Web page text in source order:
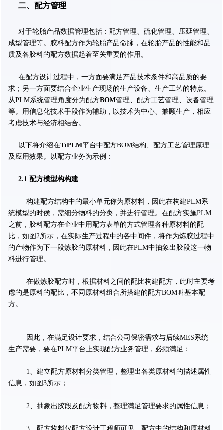
二、配方管理
对于轮胎产品数据管理包括：配方管理、硫化管理、压延管理、
成型管理等。胶料配方作为轮胎产品命脉，在轮胎产品的性能和品
质及各胶料的配方数据起着至关重要的作用。
在配方设计过程中，一方面要满足产品技术条件和高品质的要
求；另一方面要结合企业生产现场的生产设备、生产工艺的特点。
从PLM系统管理角度分为配方BOM管理、配方工艺管理、设备管理
等。用信息化技术手段作为辅助，以技术为中心、兼顾生产，相应
考虑技术与经济相结合。
以下将介绍在TiPLM平台中配方BOM结构、配方工艺管理原理
及应用效果。以配方业务为示例：
2.1 配方模型构构建
构建配方结构中的最小单元称为原材料，因此在构建PLM系
统模型的时侯，需细分物料的分类，并进行管理。在配方实施PLM
之前，胶料配方在企业中用配方表单的方式管理各种原材料的配
比，如图2所示，在实际生产过程中的各中间件，将作为炼胶过程中
的产物作为下一段炼胶的原材料，因此在PLM中抽象出胶段这一物
料进行管理。
在做炼胶配方时，根据材料之间的配比构建配方，此时主要考
虑的是原料的配比，不同原材料组合所搭建的配方BOM叫基本配
方。
因此，在满足设计要求，结合公司保密需求与后续MES系统
生产需要，要在PLM平台上实现配方业务管理，必须满足：
1、建立配方原材料分类管理，整理出各类原材料的描述属性
信息，如图3所示；
2、抽象出胶段及配方物料，整理满足管理要求的属性信息；
3、配方物料仅配方设计工程师可见，配方中的结构和原材料